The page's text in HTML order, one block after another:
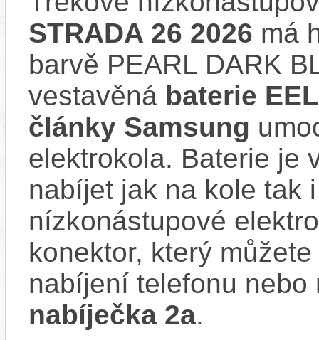
STRADA 26 2026 má
barvě PEARL DARK
vestavěná baterie
články Samsung
elektrokola. Baterie je
nabíjet jak na kole tak
nízkonástupové
konektor, který
nabíjení telefonu
nabíječka 2a.